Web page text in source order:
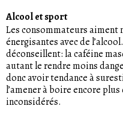
Alcool et sport
Les consommateurs aiment
énergisantes avec de
déconseillent: la caféine
autant le rendre moins
donc avoir tendance à
l’amener à boire encore
inconsidérés.